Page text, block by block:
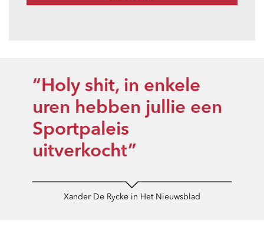
“Holy shit, in enkele
uren hebben jullie een
Sportpaleis
uitverkocht”
Xander De Rycke in Het Nieuwsblad